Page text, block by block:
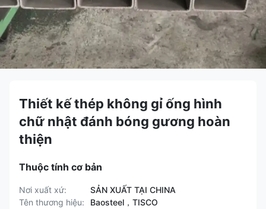
Thiết kế thép không gỉ ống hình
chữ nhật đánh bóng gương hoàn
thiện
Thuộc tính cơ bản
Nơi xuất xứ:
SẢN XUẤT TẠI CHINA
Tên thương hiệu:
Baosteel，TISCO